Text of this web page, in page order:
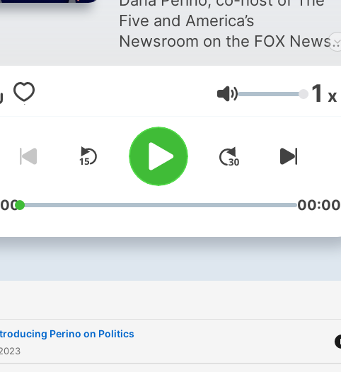
Five and America’s
Newsroom on the FOX News
Channel, returns to the world
of audio with a new limited
time podcast, “Everything Will
Be Okay with Dana Perino”.
Building off the success of her
best-selling book of the same
name, Dana provides an
unequaled brand of advice
and interviews experts and
Lautstärke 1 x
00:00
Perino on Politics